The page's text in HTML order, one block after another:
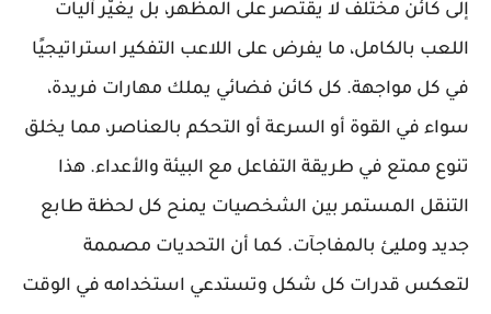
إلى كائن مختلف لا يقتصر على المظهر، بل يغيّر آليات
اللعب بالكامل، ما يفرض على اللاعب التفكير استراتيجيًا
في كل مواجهة. كل كائن فضائي يملك مهارات فريدة،
سواء في القوة أو السرعة أو التحكم بالعناصر، مما يخلق
تنوع ممتع في طريقة التفاعل مع البيئة والأعداء. هذا
التنقل المستمر بين الشخصيات يمنح كل لحظة طابع
جديد ومليئ بالمفاجآت. كما أن التحديات مصممة
لتعكس قدرات كل شكل وتستدعي استخدامه في الوقت